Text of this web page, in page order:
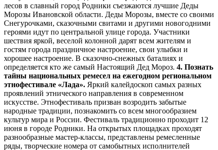
лесов в славный город Родники съезжаются лучшие Деды
Морозы Ивановской области. Деды Морозы, вместе со своими
Снегурочками, сказочными свитами и другими новогодними
героями идут по центральной улице города. Участники
шествия яркой, веселой колонной дарят всем жителям и
гостям города праздничное настроение, свои улыбки и
хорошее настроение. В сказочно-снежных баталиях и
определяется кто же самый Настоящий Дед Мороз. 4. Познать
тайны национальных ремесел на ежегодном региональном
этнофестивале «Лада». Яркий калейдоскоп самых разных
проявлений этнического направления в современном
искусстве. Этнофестиваль призван возродить забытые
народные традиции, познакомить со всем многообразием
культур мира и России. Фестиваль традиционно проходит 12
июня в городе Родники. На открытых площадках проходят
разнообразные мастер-классы, представлены ремесленные
ряды, творческие номера от самобытных исполнителей